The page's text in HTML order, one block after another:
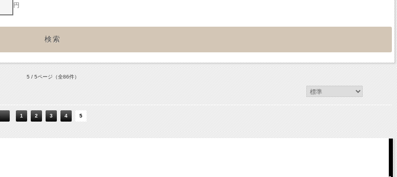
円
5 / 5ページ（全86件）
1 2 3 4 5